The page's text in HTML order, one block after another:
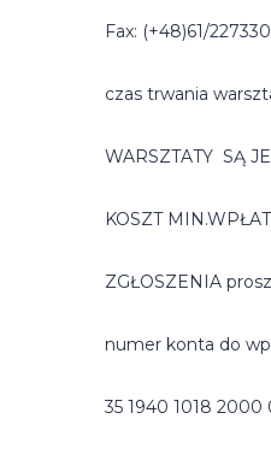
Fax: (+48)61/
czas trwania
WARSZTATY SĄ
KOSZT
ZGŁOSZENIA
numer konta do
35 1940 1018